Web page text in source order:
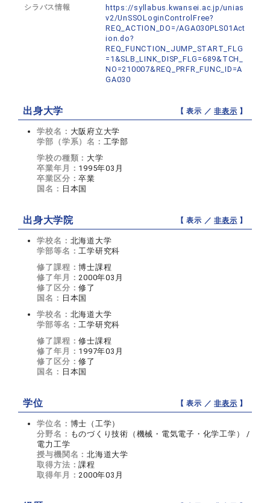
シラバス情報
https://syllabus.kwansei.ac.jp/unias
v2/UnSSOLoginControlFree?
REQ_ACTION_DO=/AGA030PLS01Act
ion.do?
REQ_FUNCTION_JUMP_START_FLG
=1&SLB_LINK_DISP_FLG=689&TCH_
NO=210007&REQ_PRFR_FUNC_ID=A
GA030
出身大学 【 表示 ／非表示 】
学校名： 大阪府立大学
学部（学系）名： 工学部
学校の種類： 大学
卒業年月： 1995年03月
卒業区分：卒業
国名： 日本国
出身大学院 【 表示 ／非表示 】
学校名： 北海道大学
学部等名：工学研究科
修了課程：博士課程
修了年月：2000年03月
修了区分：修了
国名： 日本国
学校名： 北海道大学
学部等名：工学研究科
修了課程：修士課程
修了年月： 1997年03月
修了区分：修了
国名： 日本国
学位 【 表示 ／非表示 】
学位名： 博士（工学）
分野名： ものづくり技術（機械・電気電子・化学工学） /
電力工学
授与機関名：北海道大学
取得方法：課程
取得年月：2000年03月